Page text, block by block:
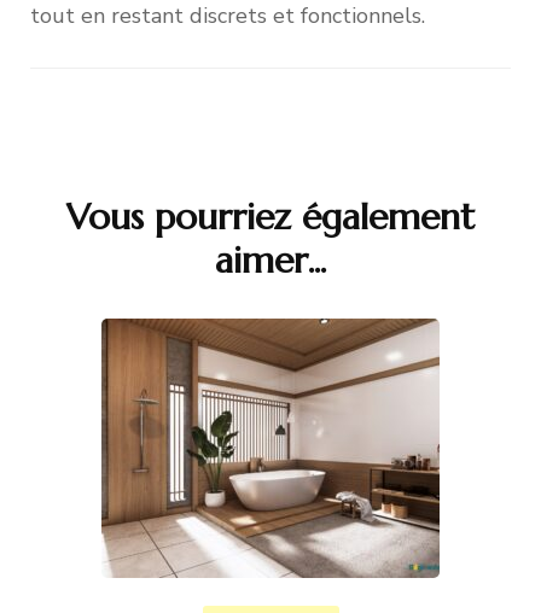
tout en restant discrets et fonctionnels.
Navigation
Vous pourriez également
aimer...